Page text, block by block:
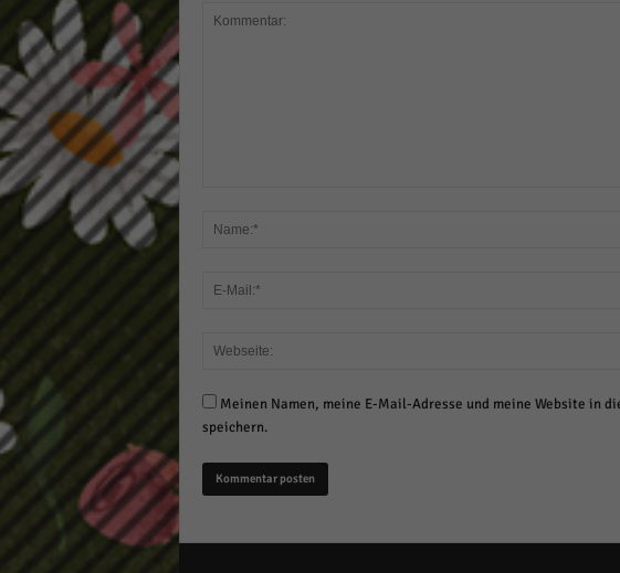
Meinen Namen, meine E-Mail-Adresse und meine Website in
speichern.